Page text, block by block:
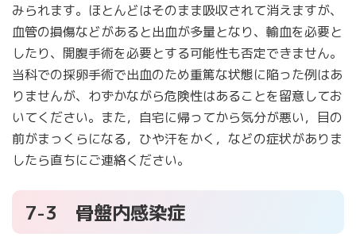
みられます。ほとんどはそのまま吸収されて消えますが、
血管の損傷などがあると出血が多量となり、輸血を必要と
したり、開腹手術を必要とする可能性も否定できません。
当科での採卵手術で出血のため重篤な状態に陥った例はあ
りませんが、わずかながら危険性はあることを留意してお
いてください。また，自宅に帰ってから気分が悪い，目の
前がまっくらになる，ひや汗をかく，などの症状がありま
したら直ちにご連絡ください。
7-3 骨盤内感染症